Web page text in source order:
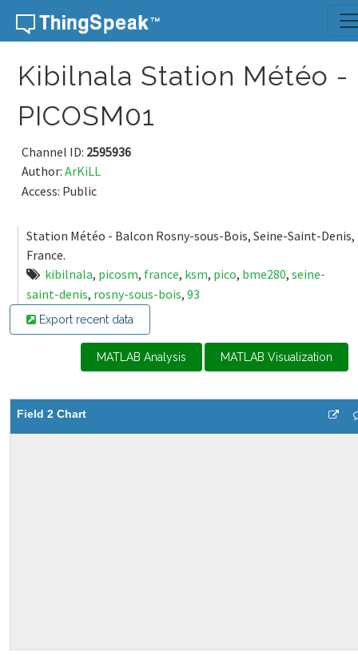
Skip to content
Kibilnala Station Météo -
PICOSM01
Channel ID: 2595936
Author: ArKiLL
Access: Public
Station Météo - Balcon Rosny-sous-Bois, Seine-Saint-Denis,
France.
kibilnala, picosm, france, ksm, pico, bme280, seine-
saint-denis, rosny-sous-bois, 93
Export recent data
MATLAB Analysis MATLAB Visualization
Field 2 Chart